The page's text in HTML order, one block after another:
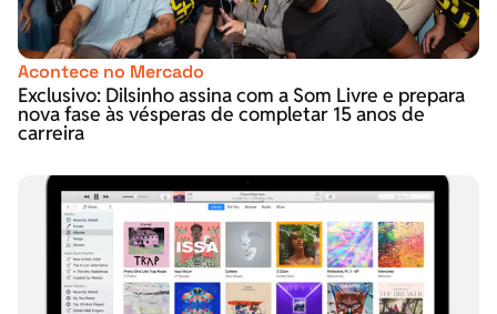
Acontece no Mercado
Exclusivo: Dilsinho assina com a Som Livre e prepara
nova fase às vésperas de completar 15 anos de
carreira